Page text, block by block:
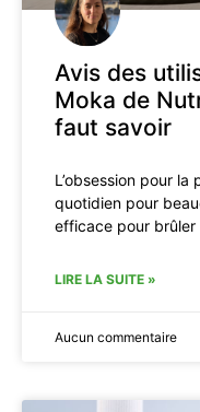
Avis des
Moka de
faut savoir
L’obsession pour
quotidien pour
efficace pour
LIRE LA SUITE »
Aucun commentaire